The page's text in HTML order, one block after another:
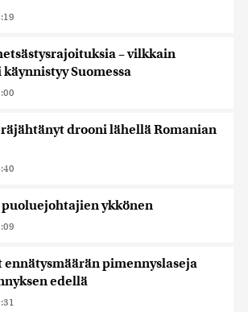
– vilkkain
Suomessa
drooni lähellä Romanian
puoluejohtajien ykkönen
ennätysmäärän pimennyslaseja
edellä